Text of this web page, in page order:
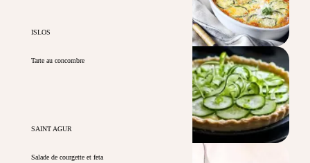
ISLOS
Tarte au concombre
SAINT AGUR
Salade de courgette et feta